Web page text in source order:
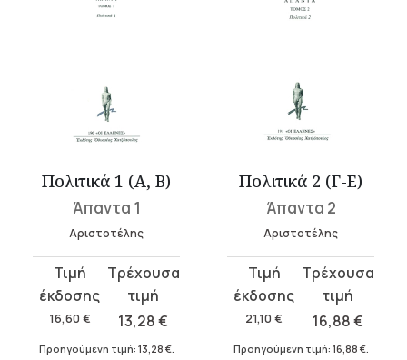
Πολιτικά 1 (Α, Β)
Άπαντα 1
Αριστοτέλης
16,60 €
Original
price
was:
16,60 €.
13,28€
τρέχουσα
τιμή
Προηγούμενη τιμή: 13,28 €.
Πολιτικά 2 (Γ-Ε)
Άπαντα 2
Αριστοτέλης
21,10 €
Original
price
was:
16,88€
τρέχουσα
τιμή
Προηγούμενη τιμή: 16,88 €.